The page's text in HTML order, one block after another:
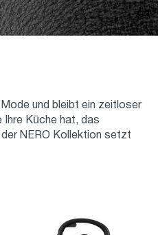
und bleibt ein zeitloser
Ihre Küche hat, das
NERO Kollektion setzt